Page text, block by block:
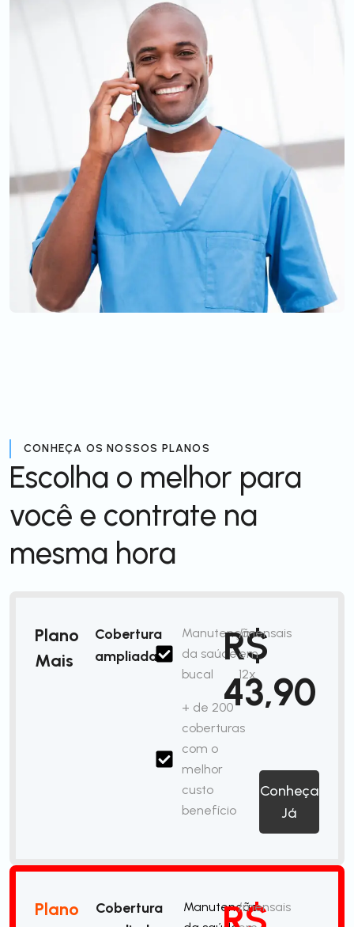
CONHEÇA OS NOSSOS PLANOS
Escolha o melhor para
você e contrate na
mesma hora
Plano
Mais
Cobertura
ampliada
Manutenção
da saúde
bucal
+ de 200
coberturas
com o
melhor
custo
benefício
R$
43,90
/mensais
em
12x
Conheça
Já
Plano
Cobertura
Manutenção/mensais